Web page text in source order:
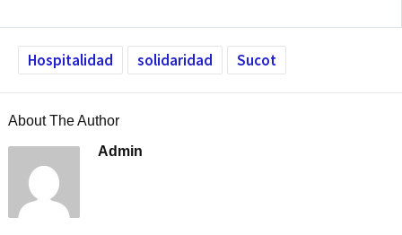
Hospitalidad solidaridad Sucot
About The Author
Admin